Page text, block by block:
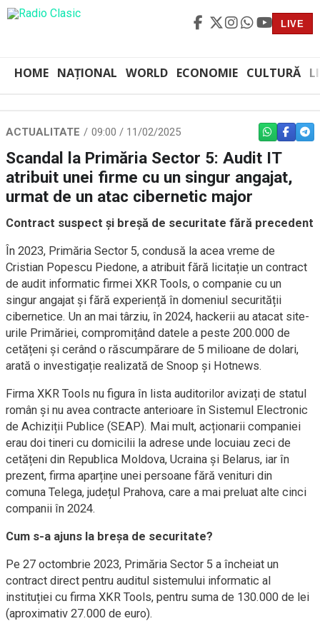
LIVE
HOME NAȚIONAL WORLD ECONOMIE CULTURĂ
ACTUALITATE 09:00 / 11/02/2025 WHATSAPP
Scandal la Primăria Sector 5: Audit IT
atribuit unei firme cu un singur angajat,
urmat de un atac cibernetic major
Contract suspect și breșă de securitate fără precedent
În 2023, Primăria Sector 5, condusă la acea vreme de
Cristian Popescu Piedone, a atribuit fără licitație un contract
de audit informatic firmei XKR Tools, o companie cu un
singur angajat și fără experiență în domeniul securității
cibernetice. Un an mai târziu, în 2024, hackerii au atacat site-
urile Primăriei, compromițând datele a peste 200.000 de
cetățeni și cerând o răscumpărare de 5 milioane de dolari,
arată o investigație realizată de Snoop și Hotnews.
Firma XKR Tools nu figura în lista auditorilor avizați de statul
român și nu avea contracte anterioare în Sistemul Electronic
de Achiziții Publice (SEAP). Mai mult, acționarii companiei
erau doi tineri cu domicilii la adrese unde locuiau zeci de
cetățeni din Republica Moldova, Ucraina și Belarus, iar în
prezent, firma aparține unei persoane fără venituri din
comuna Telega, județul Prahova, care a mai preluat alte cinci
companii în 2024.
Cum s-a ajuns la breșa de securitate?
Pe 27 octombrie 2023, Primăria Sector 5 a încheiat un
contract direct pentru auditul sistemului informatic al
instituției cu firma XKR Tools, pentru suma de 130.000 de lei
(aproximativ 27.000 de euro).